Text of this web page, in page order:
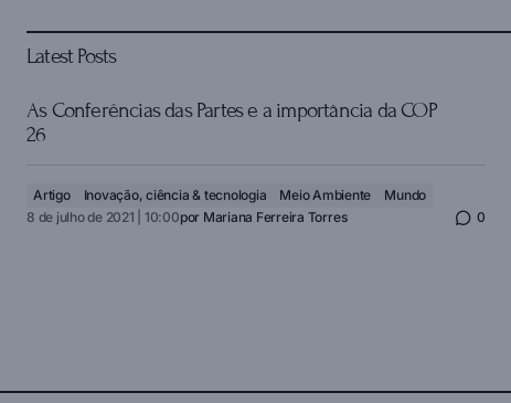
Latest Posts
As Conferências das Partes e a importância da COP
26
Artigo Inovação, ciência & tecnologia Meio Ambiente
Mundo
8 de julho de 2021 | 10:00por Mariana Ferreira Torres 0